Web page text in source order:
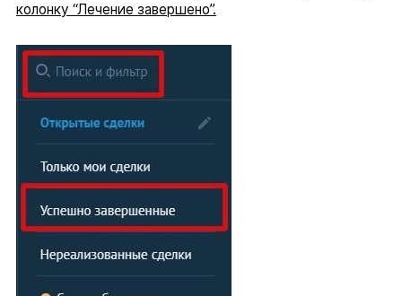
колонку “Лечение завершено”.